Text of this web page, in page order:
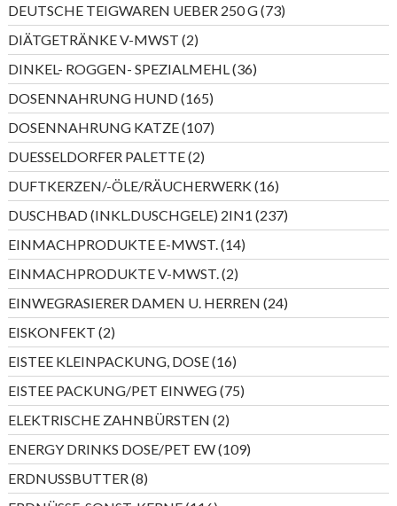
DEUTSCHE TEIGWAREN UEBER 250 G 7373
Produkte
DIÄTGETRÄNKE V-MWST 22
Produkte
DINKEL- ROGGEN- SPEZIALMEHL 3636
Produkte
DOSENNAHRUNG HUND 165165
Produkte
DOSENNAHRUNG KATZE 107107
Produkte
DUESSELDORFER PALETTE 22
Produkte
DUFTKERZEN/-ÖLE/RÄUCHERWERK 1616
Produkte
DUSCHBAD (INKL.DUSCHGELE) 2IN1 237237
Produkte
EINMACHPRODUKTE E-MWST. 1414
Produkte
EINMACHPRODUKTE V-MWST. 22
Produkte
EINWEGRASIERER DAMEN U. HERREN 2424
Produkte
EISKONFEKT 22
Produkte
EISTEE KLEINPACKUNG, DOSE 1616
Produkte
EISTEE PACKUNG/PET EINWEG 7575
Produkte
ELEKTRISCHE ZAHNBÜRSTEN 22
Produkte
ENERGY DRINKS DOSE/PET EW 109109
Produkte
ERDNUSSBUTTER 88
Produkte